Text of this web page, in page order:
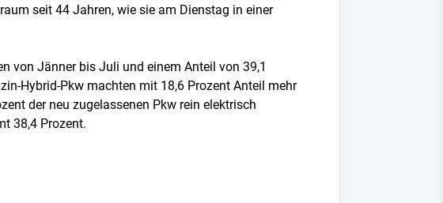
seit 44 Jahren, wie sie am Dienstag in einer
von Jänner bis Juli und einem Anteil von 39,1
Hybrid-Pkw machten mit 18,6 Prozent Anteil mehr
der neu zugelassenen Pkw rein elektrisch
38,4 Prozent.